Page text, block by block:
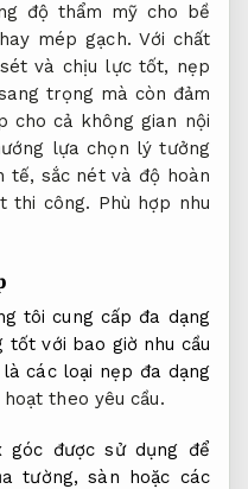
độ thẩm mỹ cho bề
mép gạch. Với chất
và chịu lực tốt, nẹp
trọng mà còn đảm
cho cả không gian nội
lựa chọn lý tưởng
tế, sắc nét và độ hoàn
thi công. Phù hợp nhu
tôi cung cấp đa dạng
tốt với bao giờ nhu cầu
các loại nẹp đa dạng
hoạt theo yêu cầu.
góc được sử dụng để
tường, sàn hoặc các